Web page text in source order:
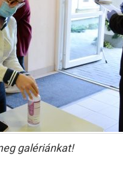
galériánkat!